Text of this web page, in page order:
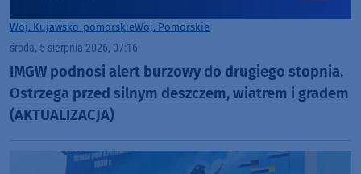
Woj. Kujawsko-pomorskieWoj. Pomorskie
środa, 5 sierpnia 2026, 07:16
IMGW podnosi alert burzowy do drugiego stopnia.
Ostrzega przed silnym deszczem, wiatrem i gradem
(AKTUALIZACJA)